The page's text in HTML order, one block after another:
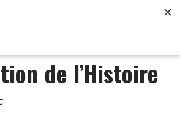
de l’Histoire